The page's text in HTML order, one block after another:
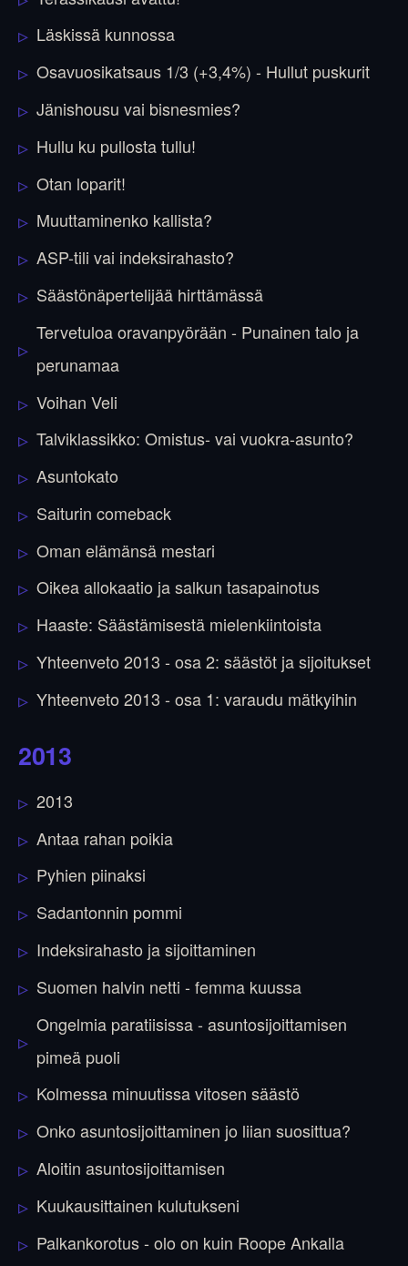
Läskissä kunnossa
Osavuosikatsaus 1/3 (+3,4%) - Hullut puskurit
Jänishousu vai bisnesmies?
Hullu ku pullosta tullu!
Otan loparit!
Muuttaminenko kallista?
ASP-tili vai indeksirahasto?
Säästönäpertelijää hirttämässä
Tervetuloa oravanpyörään - Punainen talo ja
perunamaa
Voihan Veli
Talviklassikko: Omistus- vai vuokra-asunto?
Asuntokato
Saiturin comeback
Oman elämänsä mestari
Oikea allokaatio ja salkun tasapainotus
Haaste: Säästämisestä mielenkiintoista
Yhteenveto 2013 - osa 2: säästöt ja sijoitukset
Yhteenveto 2013 - osa 1: varaudu mätkyihin
2013
2013
Antaa rahan poikia
Pyhien piinaksi
Sadantonnin pommi
Indeksirahasto ja sijoittaminen
Suomen halvin netti - femma kuussa
Ongelmia paratiisissa - asuntosijoittamisen
pimeä puoli
Kolmessa minuutissa vitosen säästö
Onko asuntosijoittaminen jo liian suosittua?
Aloitin asuntosijoittamisen
Kuukausittainen kulutukseni
Palkankorotus - olo on kuin Roope Ankalla